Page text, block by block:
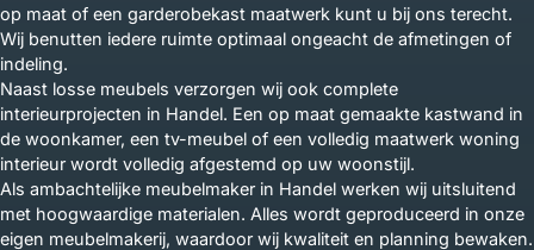
op maat of een garderobekast maatwerk kunt u bij ons terecht.
Wij benutten iedere ruimte optimaal ongeacht de afmetingen of
indeling.
Naast losse meubels verzorgen wij ook complete
interieurprojecten in Handel. Een op maat gemaakte kastwand in
de woonkamer, een tv-meubel of een volledig maatwerk woning
interieur wordt volledig afgestemd op uw woonstijl.
Als ambachtelijke meubelmaker in Handel werken wij uitsluitend
met hoogwaardige materialen. Alles wordt geproduceerd in onze
eigen meubelmakerij, waardoor wij kwaliteit en planning bewaken.